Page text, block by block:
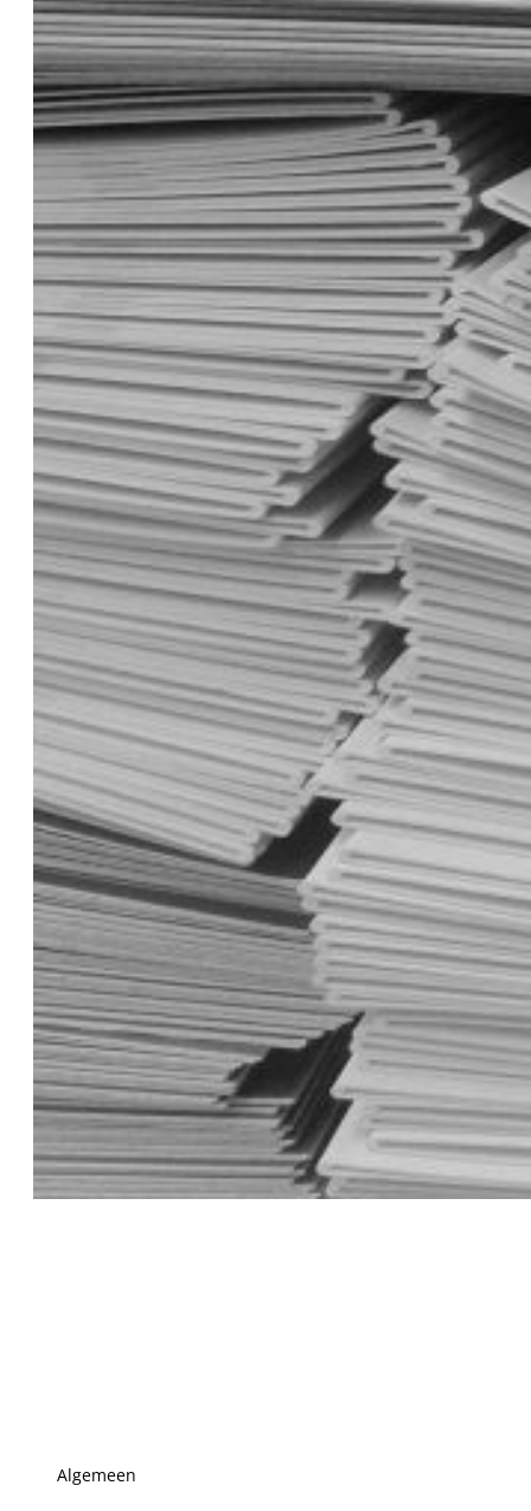
Algemeen